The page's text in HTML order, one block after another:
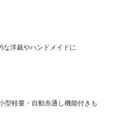
な洋裁やハンドメイドに
型軽量・自動糸通し機能付きも